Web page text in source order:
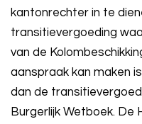
kantonrechter in te
transitievergoeding
van de
aanspraak kan maken
dan de
Burgerlijk Wetboek. De